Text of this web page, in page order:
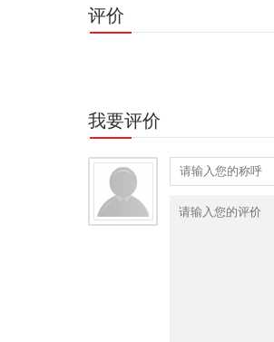
评价
我要评价